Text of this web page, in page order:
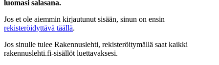
luomasi salasana.
Jos et ole aiemmin kirjautunut sisään, sinun on ensin
rekisteröidyttävä täällä.
Jos sinulle tulee Rakennuslehti, rekisteröitymällä saat kaikki
rakennuslehti.fi-sisällöt luettavaksesi.